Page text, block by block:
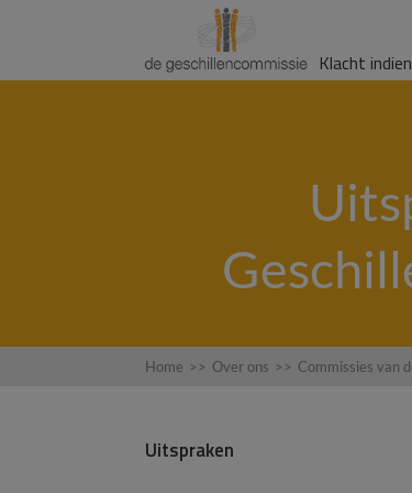
Klacht
Home >> Over ons >> Commissies van
Uitspraken